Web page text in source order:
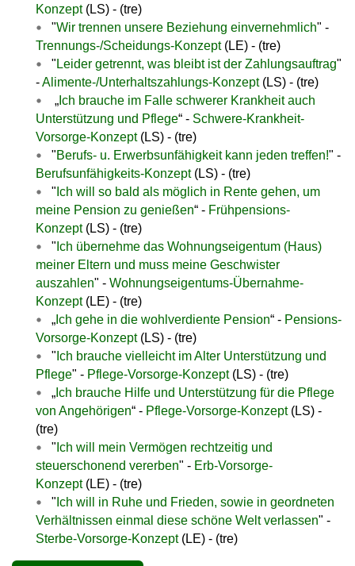
Konzept(LS) - (tre)
"Wir trennen unsere Beziehung einvernehmlich" -
Trennungs-/Scheidungs-Konzept(LE) - (tre)
" Leider getrennt, was bleibt ist der Zahlungsauftrag"
-Alimente-/Unterhaltszahlungs-Konzept(LS) - (tre)
„ Ich brauche im Falle schwerer Krankheit auch
Unterstützung und Pflege“ - Schwere-Krankheit-
Vorsorge-Konzept(LS) - (tre)
"Berufs- u. Erwerbsunfähigkeit kann jeden treffen!" -
Berufsunfähigkeits-Konzept(LS) - (tre)
" Ich will so bald als möglich in Rente gehen, um
meine Pension zu genießen“ - Frühpensions-
Konzept(LS) - (tre)
" Ich übernehme das Wohnungseigentum (Haus)
meiner Eltern und muss meine Geschwister
auszahlen" - Wohnungseigentums-Übernahme-
Konzept(LE) - (tre)
„ Ich gehe in die wohlverdiente Pension“ - Pensions-
Vorsorge-Konzept(LS) - (tre)
" Ich brauche vielleicht im Alter Unterstützung und
Pflege" - Pflege-Vorsorge-Konzept(LS) - (tre)
„ Ich brauche Hilfe und Unterstützung für die Pflege
von Angehörigen“ - Pflege-Vorsorge-Konzept(LS) -
(tre)
" Ich will mein Vermögen rechtzeitig und
steuerschonend vererben" - Erb-Vorsorge-
Konzept(LE) - (tre)
" Ich will in Ruhe und Frieden, sowie in geordneten
Verhältnissen einmal diese schöne Welt verlassen" -
Sterbe-Vorsorge-Konzept(LE) - (tre)